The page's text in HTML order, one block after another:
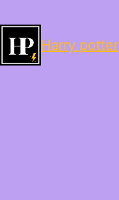
Harry potter